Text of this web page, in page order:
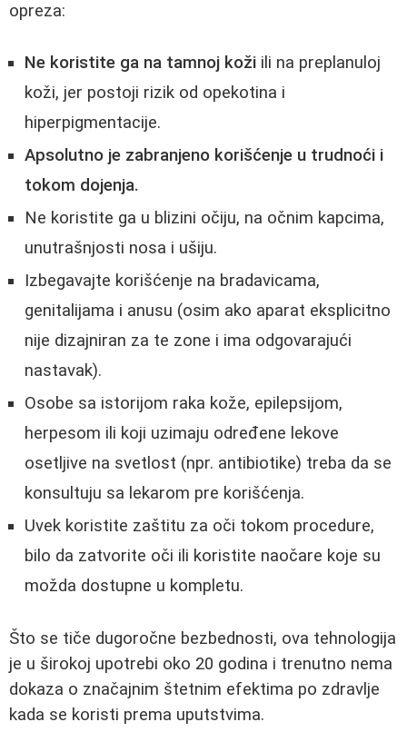
opreza:
Ne koristite ga na tamnoj koži ili na preplanuloj
koži, jer postoji rizik od opekotina i
hiperpigmentacije.
Apsolutno je zabranjeno korišćenje u trudnoći i
tokom dojenja.
Ne koristite ga u blizini očiju, na očnim kapcima,
unutrašnjosti nosa i ušiju.
Izbegavajte korišćenje na bradavicama,
genitalijama i anusu (osim ako aparat eksplicitno
nije dizajniran za te zone i ima odgovarajući
nastavak).
Osobe sa istorijom raka kože, epilepsijom,
herpesom ili koji uzimaju određene lekove
osetljive na svetlost (npr. antibiotike) treba da se
konsultuju sa lekarom pre korišćenja.
Uvek koristite zaštitu za oči tokom procedure,
bilo da zatvorite oči ili koristite naočare koje su
možda dostupne u kompletu.
Što se tiče dugoročne bezbednosti, ova tehnologija
je u širokoj upotrebi oko 20 godina i trenutno nema
dokaza o značajnim štetnim efektima po zdravlje
kada se koristi prema uputstvima.